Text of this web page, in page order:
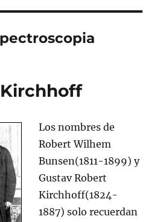
Los nombres de
Robert Wilhem
Bunsen(1811-1899) y
Gustav Robert
Kirchhoff(1824-
1887) solo recuerdan